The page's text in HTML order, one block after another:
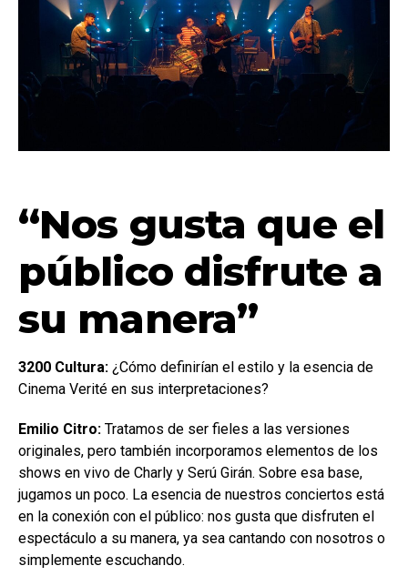
“Nos gusta que el
público disfrute a
su manera”
3200 Cultura: ¿Cómo definirían el estilo y la esencia de
Cinema Verité en sus interpretaciones?
Emilio Citro: Tratamos de ser fieles a las versiones
originales, pero también incorporamos elementos de los
shows en vivo de Charly y Serú Girán. Sobre esa base,
jugamos un poco. La esencia de nuestros conciertos está
en la conexión con el público: nos gusta que disfruten el
espectáculo a su manera, ya sea cantando con nosotros o
simplemente escuchando.